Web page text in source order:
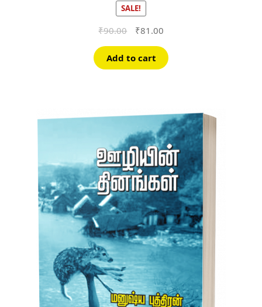
SALE!
₹90.00
Original
was:
₹90.00.
₹81.00Current
is:
₹81.00.
Add to cart